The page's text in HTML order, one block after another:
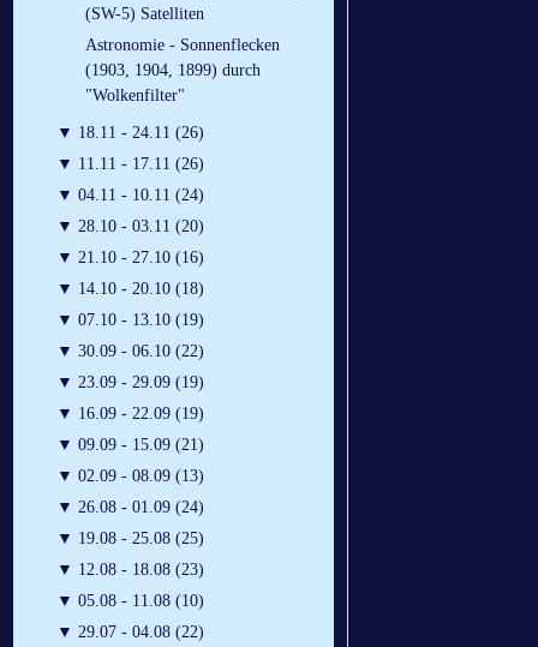
(SW-5) Satelliten
Astronomie - Sonnenflecken
(1903, 1904, 1899) durch
"Wolkenfilter"
▼ 18.11 - 24.11 (26)
▼ 11.11 - 17.11 (26)
▼ 04.11 - 10.11 (24)
▼ 28.10 - 03.11 (20)
▼ 21.10 - 27.10 (16)
▼ 14.10 - 20.10 (18)
▼ 07.10 - 13.10 (19)
▼ 30.09 - 06.10 (22)
▼ 23.09 - 29.09 (19)
▼ 16.09 - 22.09 (19)
▼ 09.09 - 15.09 (21)
▼ 02.09 - 08.09 (13)
▼ 26.08 - 01.09 (24)
▼ 19.08 - 25.08 (25)
▼ 12.08 - 18.08 (23)
▼ 05.08 - 11.08 (10)
▼ 29.07 - 04.08 (22)